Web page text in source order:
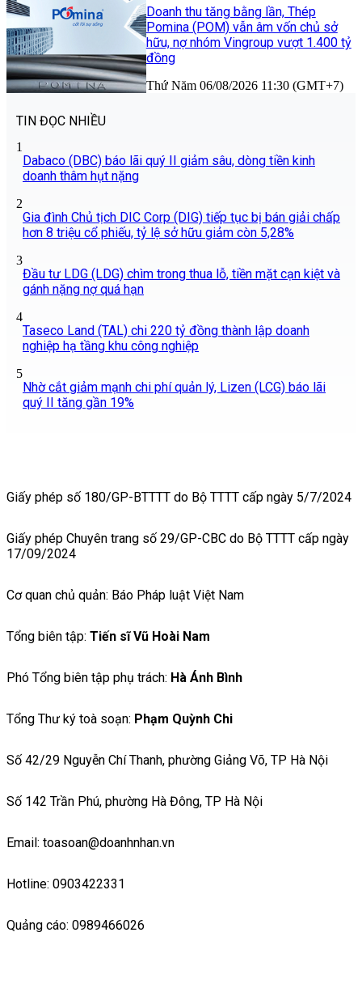
Doanh thu tăng bằng lần, Thép
Pomina (POM) vẫn âm vốn chủ sở
hữu, nợ nhóm Vingroup vượt 1.400 tỷ
đồng
Thứ Năm 06/08/2026 11:30 (GMT+7)
TIN ĐỌC NHIỀU
1
Dabaco (DBC) báo lãi quý II giảm sâu, dòng tiền kinh
doanh thâm hụt nặng
2
Gia đình Chủ tịch DIC Corp (DIG) tiếp tục bị bán giải chấp
hơn 8 triệu cổ phiếu, tỷ lệ sở hữu giảm còn 5,28%
3
Đầu tư LDG (LDG) chìm trong thua lỗ, tiền mặt cạn kiệt và
gánh nặng nợ quá hạn
4
Taseco Land (TAL) chi 220 tỷ đồng thành lập doanh
nghiệp hạ tầng khu công nghiệp
5
Nhờ cắt giảm mạnh chi phí quản lý, Lizen (LCG) báo lãi
quý II tăng gần 19%
Giấy phép số 180/GP-BTTTT do Bộ TTTT cấp ngày 5/7/2024
Giấy phép Chuyên trang số 29/GP-CBC do Bộ TTTT cấp ngày
17/09/2024
Cơ quan chủ quản: Báo Pháp luật Việt Nam
Tổng biên tập: Tiến sĩ Vũ Hoài Nam
Phó Tổng biên tập phụ trách: Hà Ánh Bình
Tổng Thư ký toà soạn: Phạm Quỳnh Chi
Số 42/29 Nguyễn Chí Thanh, phường Giảng Võ, TP Hà Nội
Số 142 Trần Phú, phường Hà Đông, TP Hà Nội
Email: toasoan@doanhnhan.vn
Hotline: 0903422331
Quảng cáo: 0989466026